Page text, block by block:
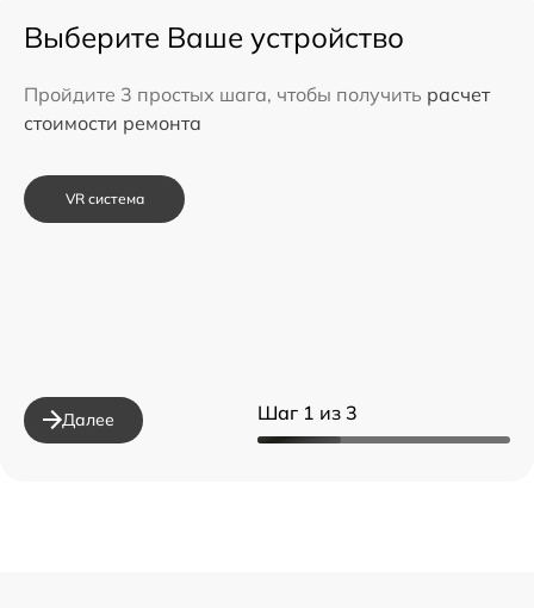
Шаг 1 из 3
Выберите Ваше устройство
Пройдите 3 простых шага, чтобы получить расчет
стоимости ремонта
VR система
Далее